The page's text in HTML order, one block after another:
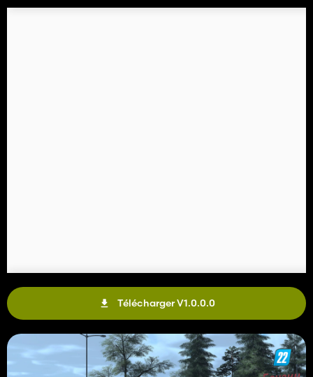
Télécharger V1.0.0.0